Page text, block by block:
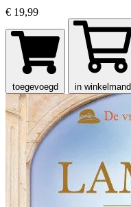
€ 19,99
toegevoegd in winkelmand